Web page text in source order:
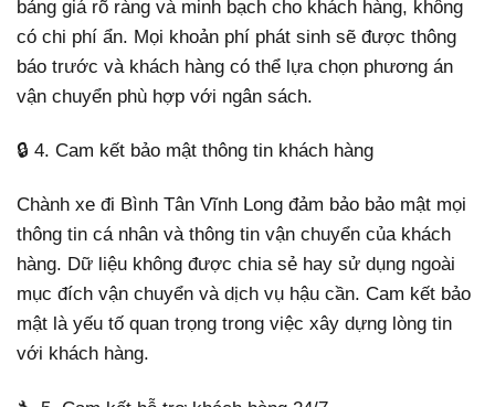
bảng giá rõ ràng và minh bạch cho khách hàng, không
có chi phí ẩn. Mọi khoản phí phát sinh sẽ được thông
báo trước và khách hàng có thể lựa chọn phương án
vận chuyển phù hợp với ngân sách.
🔒 4. Cam kết bảo mật thông tin khách hàng
Chành xe đi Bình Tân Vĩnh Long đảm bảo bảo mật mọi
thông tin cá nhân và thông tin vận chuyển của khách
hàng. Dữ liệu không được chia sẻ hay sử dụng ngoài
mục đích vận chuyển và dịch vụ hậu cần. Cam kết bảo
mật là yếu tố quan trọng trong việc xây dựng lòng tin
với khách hàng.